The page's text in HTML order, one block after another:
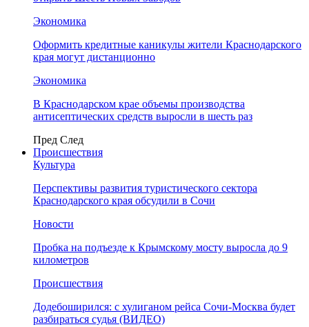
Экономика
Оформить кредитные каникулы жители Краснодарского
края могут дистанционно
Экономика
В Краснодарском крае объемы производства
антисептических средств выросли в шесть раз
Пред След
Происшествия
Культура
Перспективы развития туристического сектора
Краснодарского края обсудили в Сочи
Новости
Пробка на подъезде к Крымскому мосту выросла до 9
километров
Происшествия
Додебоширился: с хулиганом рейса Сочи-Москва будет
разбираться судья (ВИДЕО)